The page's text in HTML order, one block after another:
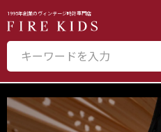
1995年創業のヴィンテージ時計専門店